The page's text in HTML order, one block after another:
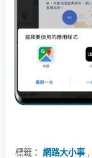
標籤： 網路大小事,